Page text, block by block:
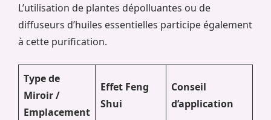
L’utilisation de plantes dépolluantes ou de
diffuseurs d’huiles essentielles participe également
à cette purification.
Type de
Miroir /
Emplacement
Effet Feng
Shui
Conseil
d’application